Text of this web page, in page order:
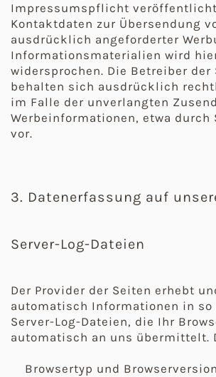
Impressumspflicht
Kontaktdaten zur Übersendung
ausdrücklich angeforderter
Informationsmaterialien wird
widersprochen. Die Betreiber der
behalten sich ausdrücklich
im Falle der unverlangten
Werbeinformationen, etwa durch
vor.
3. Datenerfassung auf
Server-Log-Dateien
Der Provider der Seiten erhebt
automatisch Informationen in so
Server-Log-Dateien, die Ihr
automatisch an uns übermittelt.
Browsertyp und Browserversion